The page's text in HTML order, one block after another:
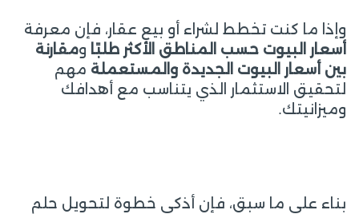
وإذا ما كنت تخطط لشراء أو بيع عقار، فإن معرفة
أسعار البيوت حسب المناطق الأكثر طلبًا ومقارنة
بين أسعار البيوت الجديدة والمستعملة مهم
لتحقيق الاستثمار الذي يتناسب مع أهدافك
وميزانيتك.
بناء على ما سبق، فإن أذكى خطوة لتحويل حلم